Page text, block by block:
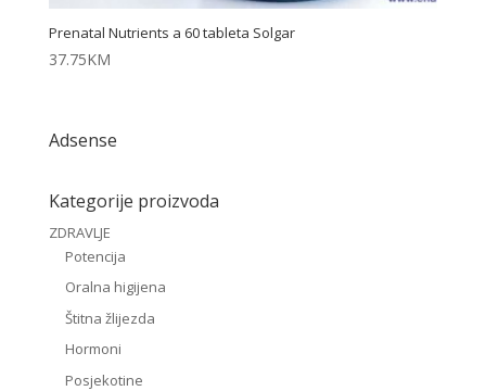
Prenatal Nutrients a 60 tableta Solgar
37.75KM
Adsense
Kategorije proizvoda
ZDRAVLJE
Potencija
Oralna higijena
Štitna žlijezda
Hormoni
Posjekotine